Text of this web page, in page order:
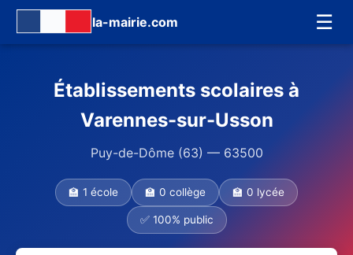
la-mairie.com ☰
Établissements scolaires à
Varennes-sur-Usson
Puy-de-Dôme (63) — 63500
🏫 1 école 🏫 0 collège 🏫 0 lycée
✅ 100% public